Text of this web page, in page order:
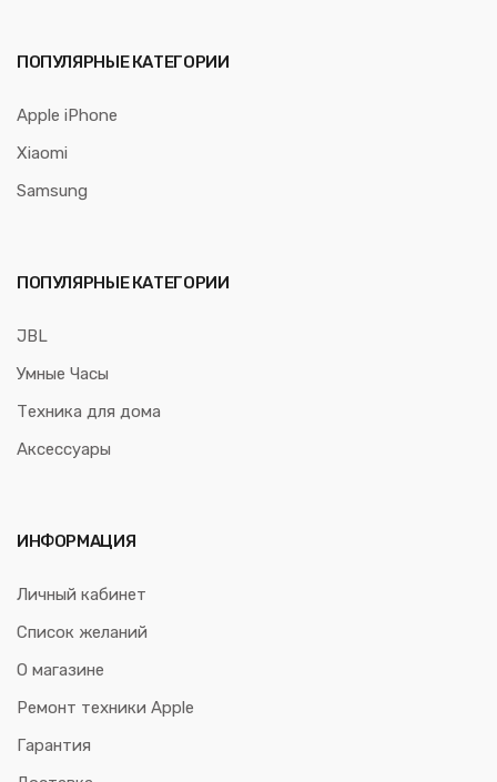
ПОПУЛЯРНЫЕ КАТЕГОРИИ
Apple iPhone
Xiaomi
Samsung
ПОПУЛЯРНЫЕ КАТЕГОРИИ
JBL
Умные Часы
Техника для дома
Аксессуары
ИНФОРМАЦИЯ
Личный кабинет
Список желаний
О магазине
Ремонт техники Apple
Гарантия